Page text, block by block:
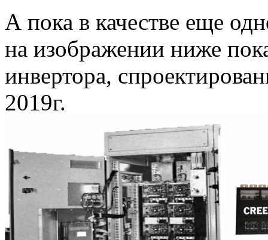
А пока в качестве еще
на изображении ниже
инвертора,
2019г.